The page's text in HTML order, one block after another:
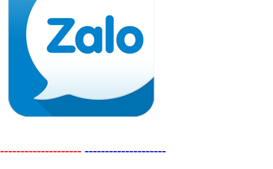
-------------------- --------------------